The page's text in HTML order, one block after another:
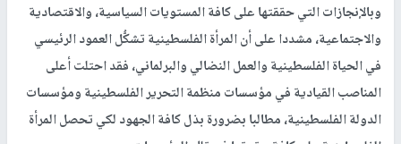
وبالإنجازات التي حققتها على كافة المستويات السياسية، والاقتصادية
والاجتماعية، مشددا على أن المرأة الفلسطينية تشكُّل العمود الرئيسي
في الحياة الفلسطينية والعمل النضالي والبرلماني، فقد احتلت أعلى
المناصب القيادية في مؤسسات منظمة التحرير الفلسطينية ومؤسسات
الدولة الفلسطينية، مطالبا بضرورة بذل كافة الجهود لكي تحصل المرأة